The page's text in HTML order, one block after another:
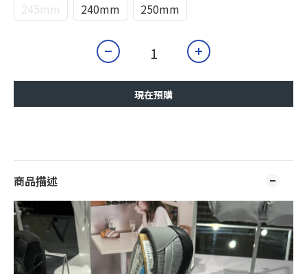
245mm
240mm 250mm
現在預購
商品描述